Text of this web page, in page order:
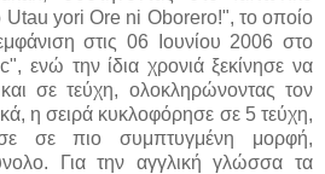
Utau yori Ore ni Oborero!", το οποίο
στις 06 Ιουνίου 2006 στο
ενώ την ίδια χρονιά ξεκίνησε να
σε τεύχη, ολοκληρώνοντας τον
η σειρά κυκλοφόρησε σε 5 τεύχη,
σε πιο συμπτυγμένη μορφή,
Για την αγγλική γλώσσα τα